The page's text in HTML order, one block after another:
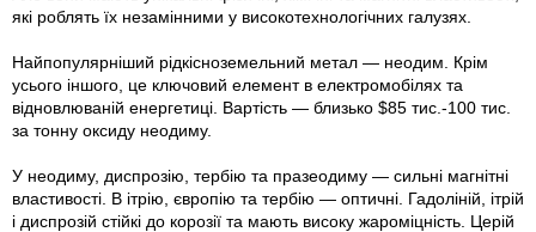
які роблять їх незамінними у високотехнологічних галузях.
Найпопулярніший рідкісноземельний метал — неодим. Крім
усього іншого, це ключовий елемент в електромобілях та
відновлюваній енергетиці. Вартість — близько $85 тис.-100 тис.
за тонну оксиду неодиму.
У неодиму, диспрозію, тербію та празеодиму — сильні магнітні
властивості. В ітрію, європію та тербію — оптичні. Гадоліній, ітрій
і диспрозій стійкі до корозії та мають високу жароміцність. Церій